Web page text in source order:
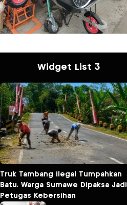
Widget List 3
Truk Tambang ilegal Tumpahkan
Batu, Warga Sumawe Dipaksa Jadi
Petugas Kebersihan